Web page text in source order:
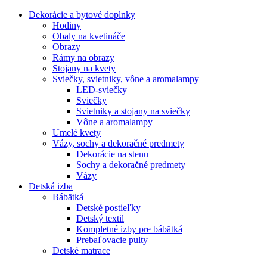
Dekorácie a bytové doplnky
Hodiny
Obaly na kvetináče
Obrazy
Rámy na obrazy
Stojany na kvety
Sviečky, svietniky, vône a aromalampy
LED-sviečky
Sviečky
Svietniky a stojany na sviečky
Vône a aromalampy
Umelé kvety
Vázy, sochy a dekoračné predmety
Dekorácie na stenu
Sochy a dekoračné predmety
Vázy
Detská izba
Bábätká
Detské postieľky
Detský textil
Kompletné izby pre bábätká
Prebaľovacie pulty
Detské matrace